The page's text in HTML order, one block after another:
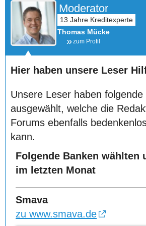
Moderator
Thomas Mücke
zum Profil
Hier haben unsere Leser
Unsere Leser haben folgende
ausgewählt, welche die
Forums ebenfalls
kann.
Folgende Banken wählten
im letzten Monat
Smava
zu www.smava.de